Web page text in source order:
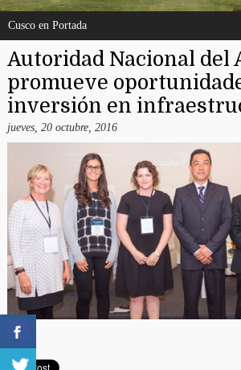
Cusco en Portada
Autoridad Nacional del
promueve
inversión en
jueves, 20 octubre, 2016